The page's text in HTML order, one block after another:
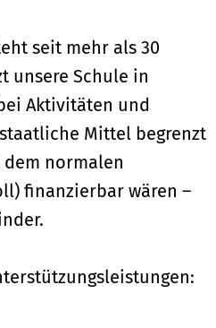
seit mehr als 30
unsere Schule in
Aktivitäten und
Mittel begrenzt
normalen
finanzierbar wären –